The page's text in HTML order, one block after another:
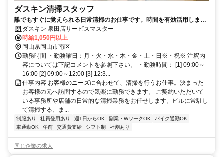
ダスキン清掃スタッフ
誰でもすぐに覚えられる日常清掃のお仕事です。時間を有効活用しまし
ょう♪ダスキン 泉田店サービスマスター
時給1,050円以上
岡山県岡山市南区
勤務時間 ・勤務曜日：月・火・水・木・金・土・日※・祝※ 注釈内
容については下記コメントを参照下さい。 ・勤務時間： [1] 09:00～
16:00 [2] 09:00～12:00 [3] 12:3...
仕事内容 お客様のニーズに合わせて、清掃を行うお仕事。決まった
お客様の元へ訪問するので気楽に勤務できます。 ご契約いただいて
いる事務所や店舗の日常的な清掃業務をお任せします。ビルに常駐し
て清掃する、ま...
制服あり 社員登用あり 週1日からOK 副業・WワークOK
バイク通勤OK
車通勤OK
午前 交通費支給 シフト制 社割あり
同じ企業の求人